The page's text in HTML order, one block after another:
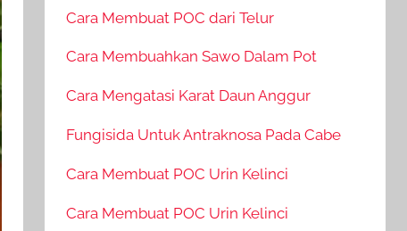
Cara Membuat POC dari Telur
Cara Membuahkan Sawo Dalam Pot
Cara Mengatasi Karat Daun Anggur
Fungisida Untuk Antraknosa Pada Cabe
Cara Membuat POC Urin Kelinci
Cara Membuat POC Urin Kelinci